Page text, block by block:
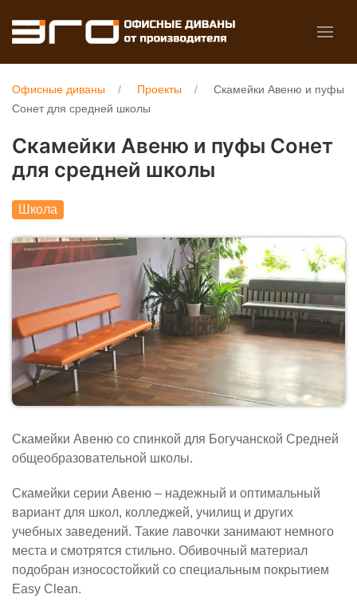
Офисные диваны Проекты
Скамейки Авеню и пуфы
Сонет для средней школы
Скамейки Авеню и пуфы Сонет
для средней школы
Школа
Скамейки Авеню со спинкой для Богучанской Средней
общеобразовательной школы.
Скамейки серии Авеню – надежный и оптимальный
вариант для школ, колледжей, училищ и других
учебных заведений. Такие лавочки занимают немного
места и смотрятся стильно. Обивочный материал
подобран износостойкий со специальным покрытием
Easy Clean.